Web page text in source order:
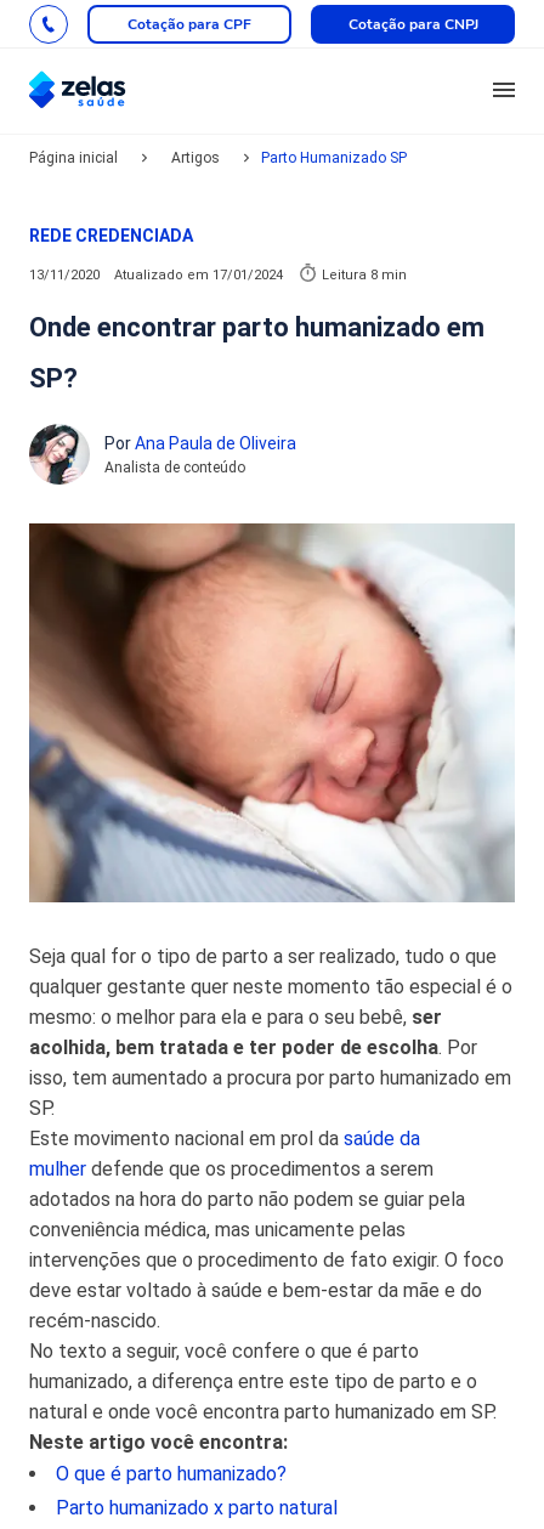
Cotação para CPF Cotação para CNPJ
Página inicial Artigos Parto Humanizado SP
REDE CREDENCIADA
13/11/2020 Atualizado em 17/01/2024 Leitura 8 min
Onde encontrar parto humanizado em
SP?
PorAna Paula de Oliveira
Analista de conteúdo
Seja qual for o tipo de parto a ser realizado, tudo o que
qualquer gestante quer neste momento tão especial é o
mesmo: o melhor para ela e para o seu bebê, ser
acolhida, bem tratada e ter poder de escolha. Por
isso, tem aumentado a procura por parto humanizado em
SP.
Este movimento nacional em prol da saúde da
mulher defende que os procedimentos a serem
adotados na hora do parto não podem se guiar pela
conveniência médica, mas unicamente pelas
intervenções que o procedimento de fato exigir. O foco
deve estar voltado à saúde e bem-estar da mãe e do
recém-nascido.
No texto a seguir, você confere o que é parto
humanizado, a diferença entre este tipo de parto e o
natural e onde você encontra parto humanizado em SP.
Neste artigo você encontra:
O que é parto humanizado?
Parto humanizado x parto natural